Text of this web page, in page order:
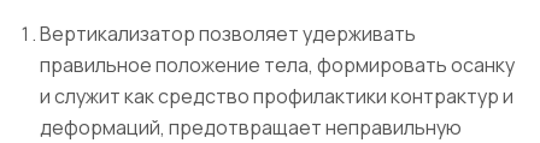
Вертикализатор позволяет удерживать
правильное положение тела, формировать осанку
и служит как средство профилактики контрактур и
деформаций, предотвращает неправильную